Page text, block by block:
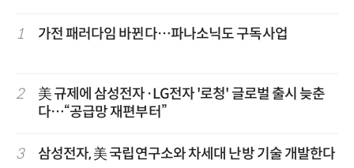
1 가전 패러다임 바뀐다…파나소닉도 구독사업
2
美 규제에 삼성전자·LG전자 '로청' 글로벌 출시 늦춘
다…“공급망 재편부터”
3 삼성전자, 美 국립연구소와 차세대 난방 기술 개발한다